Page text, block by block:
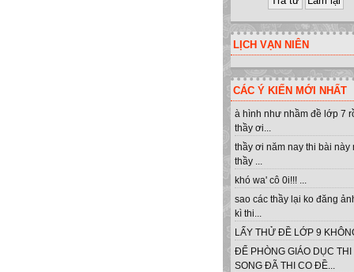
LỊCH VẠN NIÊN
CÁC Ý KIẾN MỚI NHẤT
à hình như nhầm đề lớp 7
thầy ơi...
thầy ơi năm nay thi bài này
thầy ...
khó wa' cô 0i!!! ...
sao các thầy lại ko đăng
kì thi...
LẤY THỬ ĐỀ LỚP 9
ĐỂ PHÒNG GIÁO DỤC THI
SONG ĐÃ THI CO ĐỀ...